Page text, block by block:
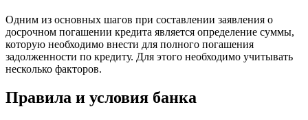
Одним из основных шагов при составлении заявления о
досрочном погашении кредита является определение суммы,
которую необходимо внести для полного погашения
задолженности по кредиту. Для этого необходимо учитывать
несколько факторов.
Правила и условия банка